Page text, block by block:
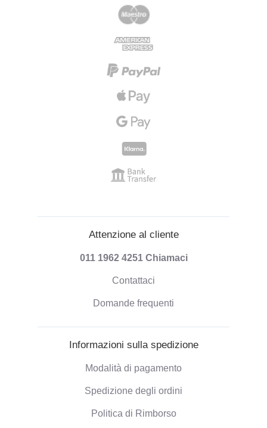
Attenzione al cliente
011 1962 4251 Chiamaci
Contattaci
Domande frequenti
Informazioni sulla spedizione
Modalità di pagamento
Spedizione degli ordini
Politica di Rimborso